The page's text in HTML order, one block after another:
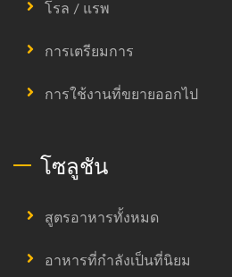
โรล / แรพ
การเตรียมการ
การใช้งานที่ขยายออกไป
โซลูชัน
สูตรอาหารทั้งหมด
อาหารที่กำลังเป็นที่นิยม